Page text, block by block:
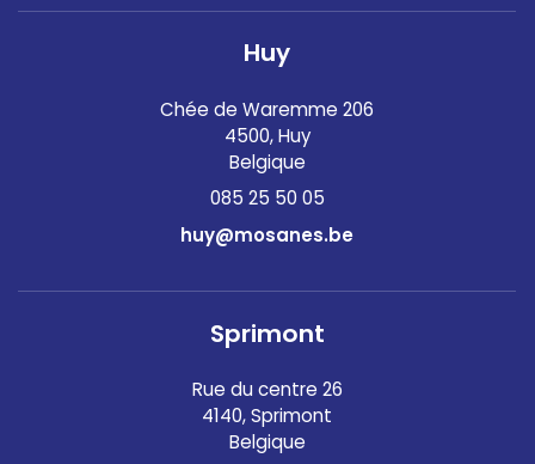
Huy
Chée de Waremme 206
4500, Huy
Belgique
085 25 50 05
huy@mosanes.be
Sprimont
Rue du centre 26
4140, Sprimont
Belgique